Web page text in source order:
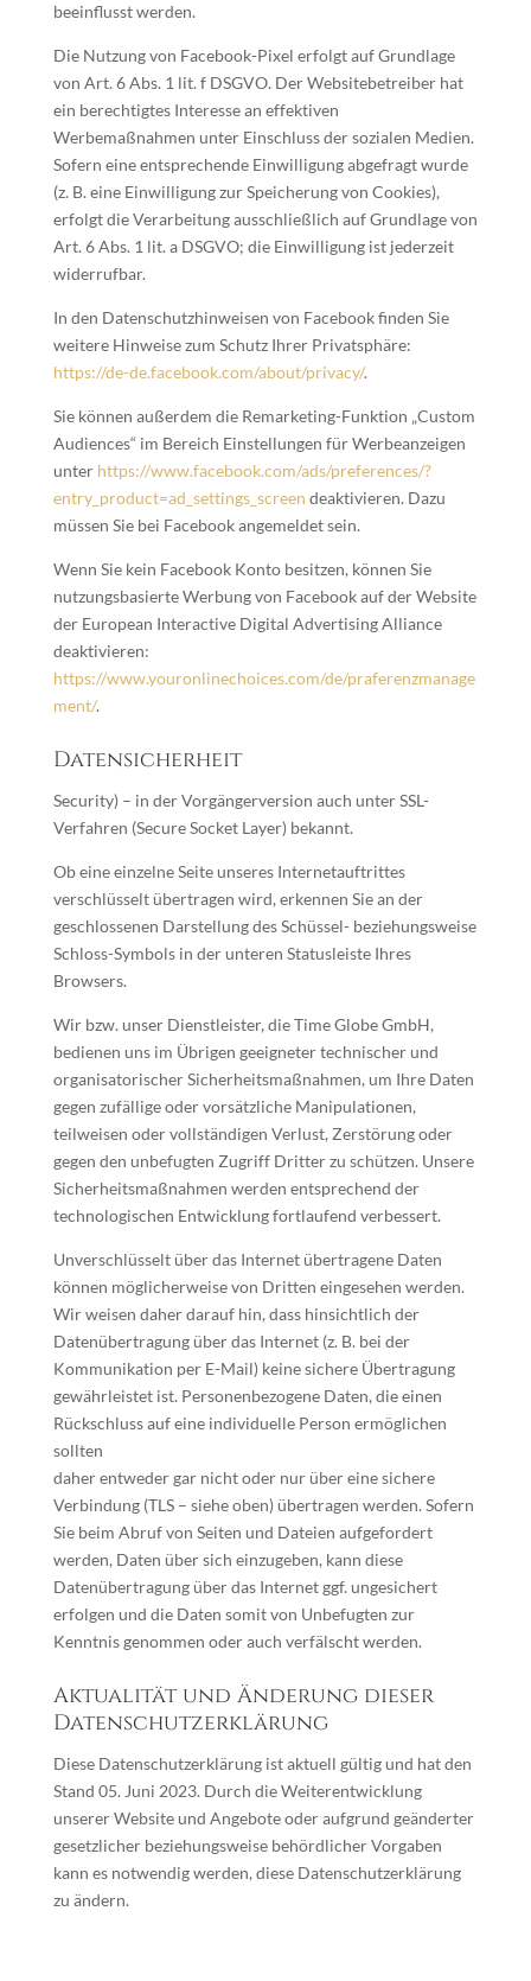
beeinflusst werden.
Die Nutzung von Facebook-Pixel erfolgt auf Grundlage
von Art. 6 Abs. 1 lit. f DSGVO. Der Websitebetreiber hat
ein berechtigtes Interesse an effektiven
Werbemaßnahmen unter Einschluss der sozialen Medien.
Sofern eine entsprechende Einwilligung abgefragt wurde
(z. B. eine Einwilligung zur Speicherung von Cookies),
erfolgt die Verarbeitung ausschließlich auf Grundlage von
Art. 6 Abs. 1 lit. a DSGVO; die Einwilligung ist jederzeit
widerrufbar.
In den Datenschutzhinweisen von Facebook finden Sie
weitere Hinweise zum Schutz Ihrer Privatsphäre:
https://de-de.facebook.com/about/privacy/.
Sie können außerdem die Remarketing-Funktion „Custom
Audiences“ im Bereich Einstellungen für Werbeanzeigen
unter https://www.facebook.com/ads/preferences/?
entry_product=ad_settings_screen deaktivieren. Dazu
müssen Sie bei Facebook angemeldet sein.
Wenn Sie kein Facebook Konto besitzen, können Sie
nutzungsbasierte Werbung von Facebook auf der Website
der European Interactive Digital Advertising Alliance
deaktivieren:
https://www.youronlinechoices.com/de/praferenzmanage
ment/.
Datensicherheit
Security) – in der Vorgängerversion auch unter SSL-
Verfahren (Secure Socket Layer) bekannt.
Ob eine einzelne Seite unseres Internetauftrittes
verschlüsselt übertragen wird, erkennen Sie an der
geschlossenen Darstellung des Schüssel- beziehungsweise
Schloss-Symbols in der unteren Statusleiste Ihres
Browsers.
Wir bzw. unser Dienstleister, die Time Globe GmbH,
bedienen uns im Übrigen geeigneter technischer und
organisatorischer Sicherheitsmaßnahmen, um Ihre Daten
gegen zufällige oder vorsätzliche Manipulationen,
teilweisen oder vollständigen Verlust, Zerstörung oder
gegen den unbefugten Zugriff Dritter zu schützen. Unsere
Sicherheitsmaßnahmen werden entsprechend der
technologischen Entwicklung fortlaufend verbessert.
Unverschlüsselt über das Internet übertragene Daten
können möglicherweise von Dritten eingesehen werden.
Wir weisen daher darauf hin, dass hinsichtlich der
Datenübertragung über das Internet (z. B. bei der
Kommunikation per E-Mail) keine sichere Übertragung
gewährleistet ist. Personenbezogene Daten, die einen
Rückschluss auf eine individuelle Person ermöglichen
sollten
daher entweder gar nicht oder nur über eine sichere
Verbindung (TLS – siehe oben) übertragen werden. Sofern
Sie beim Abruf von Seiten und Dateien aufgefordert
werden, Daten über sich einzugeben, kann diese
Datenübertragung über das Internet ggf. ungesichert
erfolgen und die Daten somit von Unbefugten zur
Kenntnis genommen oder auch verfälscht werden.
Aktualität und Änderung dieser
Datenschutzerklärung
Diese Datenschutzerklärung ist aktuell gültig und hat den
Stand 05. Juni 2023. Durch die Weiterentwicklung
unserer Website und Angebote oder aufgrund geänderter
gesetzlicher beziehungsweise behördlicher Vorgaben
kann es notwendig werden, diese Datenschutzerklärung
zu ändern.